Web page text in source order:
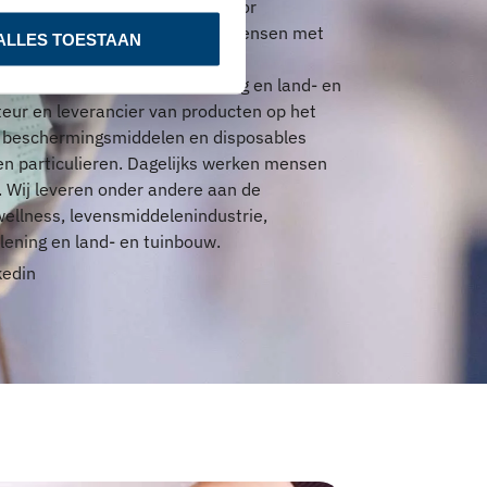
TOESTAAN
en disposables voor
Dagelijks werken mensen met
kinderopvang, wellness,
facilitaire dienstverlening en land- en
en leverancier van producten op het
en disposables
particulieren. Dagelijks werken mensen
leveren onder andere aan de
levensmiddelenindustrie,
en land- en tuinbouw.